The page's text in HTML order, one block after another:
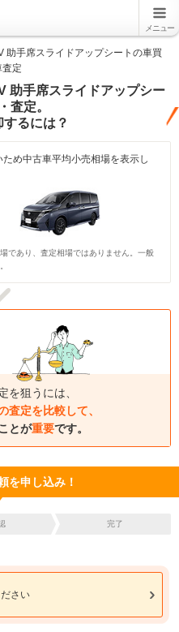
メニュー
助手席スライドアップシートの車買
査定
助手席スライドアップシー
査定。
るには？
め中古車平均小売相場を表示し
であり、査定相場ではありません。一般
を狙うには、
査定を比較して、
とが重要です。
を申し込み！
完了
さい